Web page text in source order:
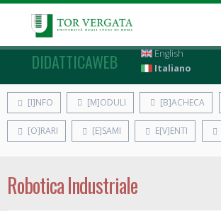
DIDATTICAWEB
English
Italiano
[I]NFO [M]ODULI [B]ACHECA
[O]RARI [E]SAMI E[V]ENTI
Robotica Industriale